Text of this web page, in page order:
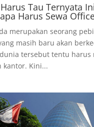
Tau Ternyata
Harus Sewa
merupakan seorang
masih baru akan
tersebut tentu harus
kantor. Kini...